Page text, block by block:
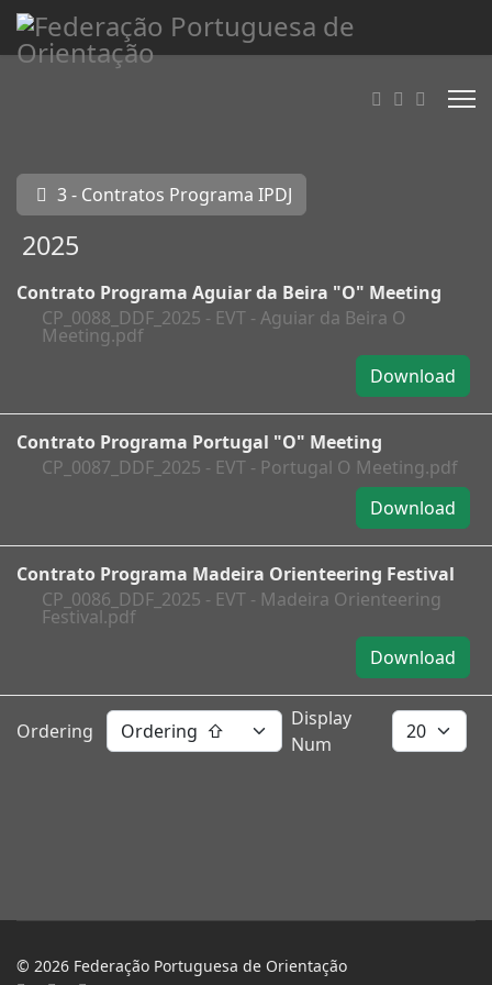
3 - Contratos Programa IPDJ
2025
Contrato Programa Aguiar da Beira "O" Meeting
CP_0088_DDF_2025 - EVT - Aguiar da Beira O
Meeting.pdf
Download
Contrato Programa Portugal "O" Meeting
CP_0087_DDF_2025 - EVT - Portugal O Meeting.pdf
Download
Contrato Programa Madeira Orienteering Festival
CP_0086_DDF_2025 - EVT - Madeira Orienteering
Festival.pdf
Download
Ordering
Display
Num
© 2026 Federação Portuguesa de Orientação